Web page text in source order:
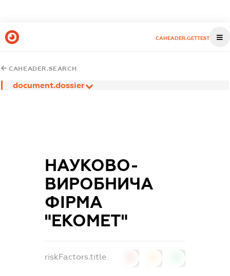
CAHEADER.GETTEST
CAHEADER.SEARCH
document.dossier
НАУКОВО-
ВИРОБНИЧА
ФІРМА
"ЕКОМЕТ"
riskFactors.title